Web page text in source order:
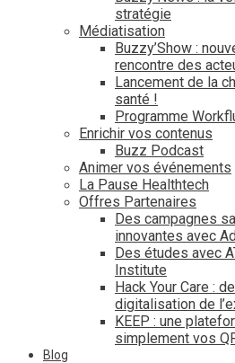
stratégie
Médiatisation
Buzzy’Show :
rencontre des
Lancement de la
santé !
Programme
Enrichir vos contenus
Buzz Podcast
Animer vos événements
La Pause Healthtech
Offres Partenaires
Des campagnes
innovantes avec
Des études avec
Institute
Hack Your Care :
digitalisation de
KEEP : une
simplement vos
Blog